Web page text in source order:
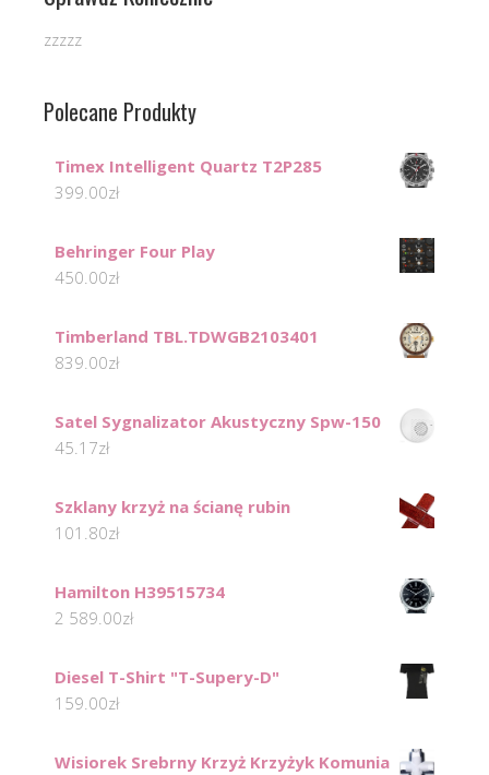
zzzzz
Polecane Produkty
Timex Intelligent Quartz T2P285
399.00zł
Behringer Four Play
450.00zł
Timberland TBL.TDWGB2103401
839.00zł
Satel Sygnalizator Akustyczny Spw-150
45.17zł
Szklany krzyż na ścianę rubin
101.80zł
Hamilton H39515734
2 589.00zł
Diesel T-Shirt "T-Supery-D"
159.00zł
Wisiorek Srebrny Krzyż Krzyżyk Komunia